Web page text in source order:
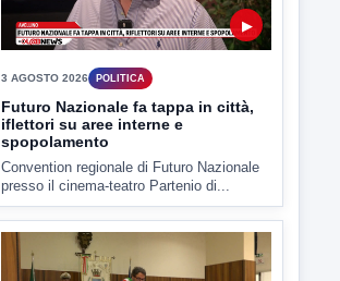
▶
3 AGOSTO 2026 POLITICA
Futuro Nazionale fa tappa in città,
iflettori su aree interne e
spopolamento
Convention regionale di Futuro Nazionale
presso il cinema-teatro Partenio di...